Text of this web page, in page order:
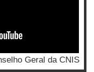
Geral da CNIS